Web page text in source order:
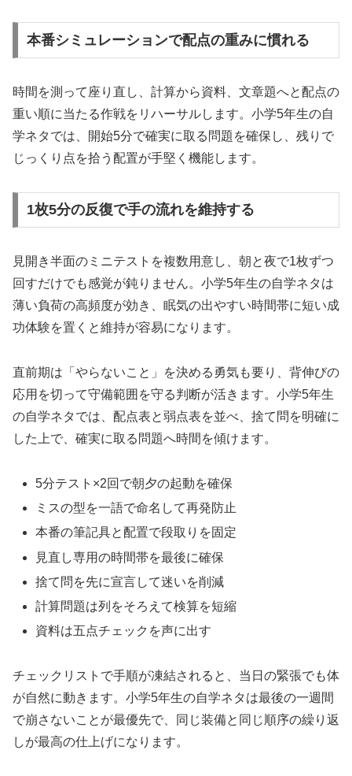
本番シミュレーションで配点の重みに慣れる
時間を測って座り直し、計算から資料、文章題へと配点の
重い順に当たる作戦をリハーサルします。小学5年生の自
学ネタでは、開始5分で確実に取る問題を確保し、残りで
じっくり点を拾う配置が手堅く機能します。
1枚5分の反復で手の流れを維持する
見開き半面のミニテストを複数用意し、朝と夜で1枚ずつ
回すだけでも感覚が鈍りません。小学5年生の自学ネタは
薄い負荷の高頻度が効き、眠気の出やすい時間帯に短い成
功体験を置くと維持が容易になります。
直前期は「やらないこと」を決める勇気も要り、背伸びの
応用を切って守備範囲を守る判断が活きます。小学5年生
の自学ネタでは、配点表と弱点表を並べ、捨て問を明確に
した上で、確実に取る問題へ時間を傾けます。
5分テスト×2回で朝夕の起動を確保
ミスの型を一語で命名して再発防止
本番の筆記具と配置で段取りを固定
見直し専用の時間帯を最後に確保
捨て問を先に宣言して迷いを削減
計算問題は列をそろえて検算を短縮
資料は五点チェックを声に出す
チェックリストで手順が凍結されると、当日の緊張でも体
が自然に動きます。小学5年生の自学ネタは最後の一週間
で崩さないことが最優先で、同じ装備と同じ順序の繰り返
しが最高の仕上げになります。